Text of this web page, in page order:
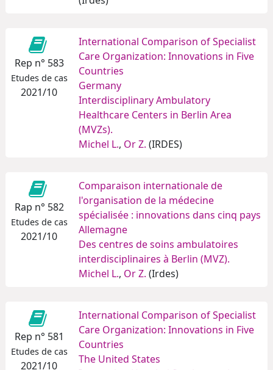
Rep n° 583
Etudes de cas
2021/10
International Comparison of Specialist
Care Organization: Innovations in Five
Countries
Germany
Interdisciplinary Ambulatory
Healthcare Centers in Berlin Area
(MVZs).
Michel L., Or Z. (IRDES)
Rap n° 582
Etudes de cas
2021/10
Comparaison internationale de
l'organisation de la médecine
spécialisée : innovations dans cinq pays
Allemagne
Des centres de soins ambulatoires
interdisciplinaires à Berlin (MVZ).
Michel L., Or Z. (Irdes)
Rep n° 581
Etudes de cas
2021/10
International Comparison of Specialist
Care Organization: Innovations in Five
Countries
The United States